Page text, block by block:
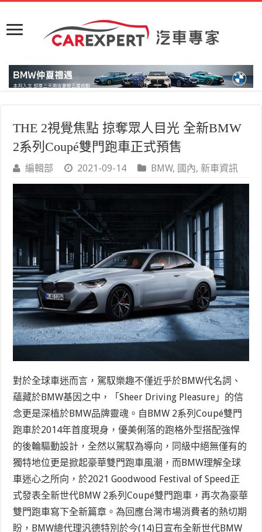
THE 2視覺焦點 掠奪眾人目光 全新BMW
2系列Coupé雙門跑車正式預售
編輯部 2021-09-14 BMW, 國內,新車資訊
對於全球車迷而言，駕馭樂趣不僅近乎於BMW代名詞、
蘊藏於BMW基因之中，「Sheer Driving Pleasure」的信
念更是深植於BMW品牌靈魂。自BMW 2系列Coupé雙門
跑車於2014年首度現身，優美俐落的跑格外型搭配強悍
的後輪驅動設計，全然以駕馭為導向，同級中絕無僅有的
獨特地位更是掀起豪華雙門跑車風潮，而BMW理解全球
車迷心之所向，於2021 Goodwood Festival of Speed正
式發表全新世代BMW 2系列Coupé雙門跑車，再次為豪華
雙門跑車寫下全新篇章。為回應台灣市場消費者的熱切期
盼，BMW總代理汎德特別於今(14)日宣布全新世代BMW